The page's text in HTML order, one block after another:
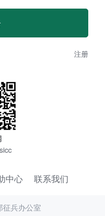
注册
中心 联系我们
征兵办公室